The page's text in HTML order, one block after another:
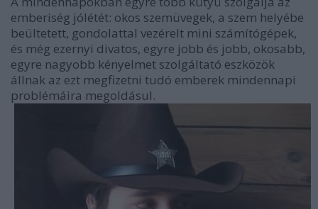
emberiség jólétét: okos szemüvegek, a szem helyébe
beültetett, gondolattal vezérelt mini számítógépek,
és még ezernyi divatos, egyre jobb és jobb, okosabb,
egyre nagyobb kényelmet szolgáltató eszközök
állnak az ezt megfizetni tudó emberek mindennapi
problémáira megoldásul.